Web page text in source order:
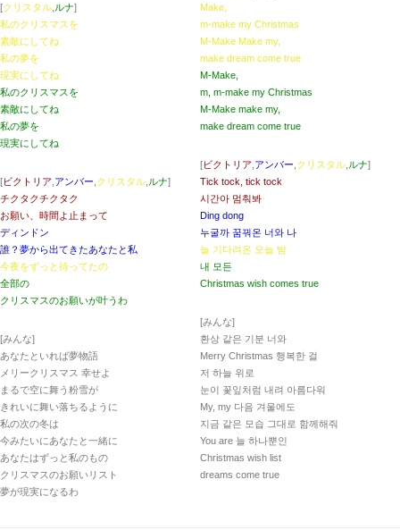
[クリスタル ルナ]
私のクリスマスを
素敵にしてね
私の夢を
現実にしてね
私のクリスマスを
素敵にしてね
私の夢を
現実にしてね
[ビクトリア アンバー クリスタル ルナ]
チクタクチクタク
お願い、時間よ止まって
ディンドン
誰？夢から出てきたあなたと私
今夜をずっと待ってたの
全部の
クリスマスのお願いが叶うわ
[みんな]
あなたといれば夢物語
メリークリスマス 幸せよ
まるで空に舞う粉雪が
きれいに舞い落ちるように
私の次の冬は
今みたいにあなたと一緒に
あなたはずっと私のもの
クリスマスのお願いリスト
夢が現実になるわ
Make,
m-make my Christmas
M-Make Make my,
make dream come true
M-Make,
m, m-make my Christmas
M-Make make my,
make dream come true
[ビクトリア アンバー クリスタル ルナ]
Tick tock, tick tock
시간아 멈춰봐
Ding dong
누굴까 꿈꿔온 너와 나
늘 기다려온 오늘 밤
내 모든
Christmas wish comes true
[みんな]
환상 같은 기분 너와
Merry Christmas 행복한 걸
저 하늘 위로
눈이 꽃잎처럼 내려 아름다워
My, my 다음 겨울에도
지금 같은 모습 그대로 함께해줘
You are 늘 하나뿐인
Christmas wish list
dreams come true